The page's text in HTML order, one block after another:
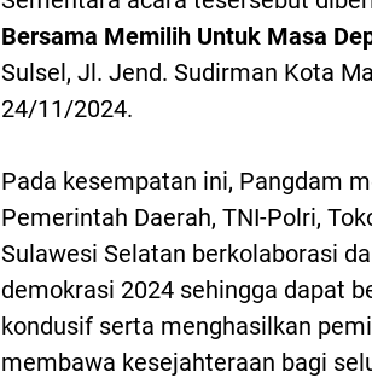
Bersama Memilih Untuk Masa
Sulsel, Jl. Jend. Sudirman Kota
24/11/2024.
Pada kesempatan ini, Pangdam
Pemerintah Daerah, TNI-Polri,
Sulawesi Selatan berkolaborasi
demokrasi 2024 sehingga dapat
kondusif serta menghasilkan
membawa kesejahteraan bagi